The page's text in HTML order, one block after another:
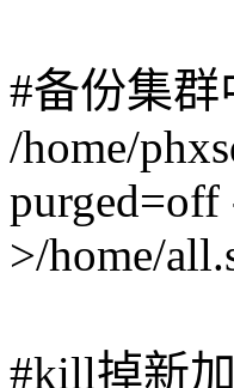
#备份集群
/home/
purged=off
>/home/
#kill掉新